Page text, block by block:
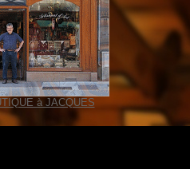
à JACQUES